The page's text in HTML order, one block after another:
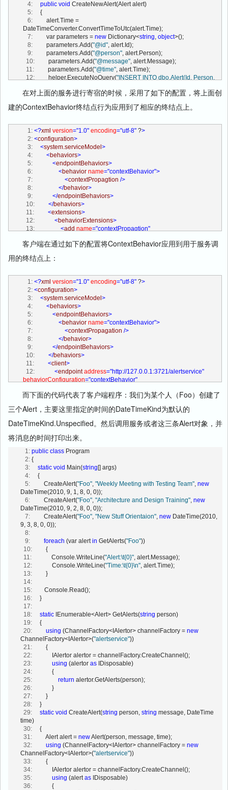
   4:
public void CreateNewAlert(Alert alert)
   5:
     {
   6:
         alert.Time =
DateTimeConverter.ConvertTimeToUtc(alert.Time);
   7:
         var parameters =
new Dictionary<string, object>();
   8:
         parameters.Add(
"@id", alert.Id);
   9:
         parameters.Add(
"@person", alert.Person);
  10:
         parameters.Add(
"@message", alert.Message);
  11:
         parameters.Add(
"@time", alert.Time);
  12:
         helper.ExecuteNoQuery(
"INSERT INTO dbo.Alert(Id, Person,
parameters);
  14:
public IEnumerable<Alert> GetAlerts(string person)
  16:
         var parameters =
new Dictionary<string, object>();
  17:
         parameters.Add(
"@person", person);
  18:
using (var reader = helper.ExecuteReader(
Message, Time FROM dbo.Alert WHERE Person = @person"
parameters))
  19:
  20:
while (reader.Read())
  21:
  22:
yield return
new
Alert(reader[0].ToString(),reader[1].ToString(),DateTimeConverter.Conv
ertTimeFromUtc( (DateTime)reader[2]));
  23:
             }
  24:
  25:
     }
  26:
}
在对上面的服务进行寄宿的时候，采用了如下的配置，将上面创
建的ContextBehavior终结点行为应用到了相应的终结点上。
   1:
<?xml version="1.0" encoding="utf-8" ?>
   2:
<configuration>
   3:
<system.serviceModel >
   4:
<behaviors>
   5:
<endpointBehaviors>
   6:
<behavior name="contextBehavior">
   7:
<contextPropagtion />
   8:
</behavior>
   9:
</endpointBehaviors>
  10:
</behaviors>
  11:
<extensions>
  12:
<behaviorExtensions>
  13:
<add name="contextPropagtion"
Artech.TimeConversion.Lib, Version=1.0.0.0, Culture=neutral,
PublicKeyToken=null"
  14:
</
  16:
<services>
  17:
<service
name="Artech.TimeConversion.Service.AlertorService"
  18:
<endpoint address
behaviorConfiguration ="contextBehavior"
  19:
binding="ws2007HttpBinding" bindingConfiguration
contract
="Artech.TimeConversion.Service.Interface.IAlertor"
  20:
service>
  21:
services>
  22:
system.serviceModel>
  23:
configuration>
客户端在通过如下的配置将ContextBehavior应用到用于服务调
用的终结点上：
   1:
<?xml version="1.0" encoding="utf-8" ?>
   2:
<configuration>
   3:
<system.serviceModel >
   4:
<behaviors>
   5:
<endpointBehaviors>
   6:
<behavior name="contextBehavior">
   7:
<contextPropagation />
   8:
</behavior>
   9:
</endpointBehaviors>
  10:
</behaviors>
  11:
<client>
  12:
<endpoint address="http://127.0.0.1:3721/alertservice"
behaviorConfiguration="contextBehavior"
contract ="Artech.TimeConversion.Service.Interface.IAlertor"
name="alertservice"
  15:
</client>
  16:
<extensions>
behaviorExtensions>
  18:
<add name
Artech.TimeConversion.Lib, Version=1.0.0.0, Culture=neutral,
PublicKeyToken=null"
  19:
</behaviorExtensions>
  20:
  21:
</system.serviceModel>
  22:
</configuration>
而下面的代码代表了客户端程序：我们为某个人（Foo）创建了
三个Alert，主要这里指定的时间的DateTimeKind为默认的
DateTimeKind.Unspecified。然后调用服务或者这三条Alert对象，并
将消息的时间打印出来。
   1:
public class Program
   2:
{
   3:
static void Main(string [] args)
   4:
     {
   5:
         CreateAlert(
"Foo", "Weekly Meeting with Testing Team", new
DateTime(2010, 9, 1, 8, 0, 0));
   6:
         CreateAlert(
"Foo", "Architecture and Design Training", new
DateTime(2010, 9, 2, 8, 0, 0));
   7:
         CreateAlert(
"Foo", "New Stuff Orientaion", new DateTime(2010,
9, 3, 8, 0, 0));
   8:
   9:
foreach (var alert in GetAlerts("Foo"))
  10:
         {
  11:
             Console.WriteLine(
"Alert:\t{0}", alert.Message);
  12:
             Console.WriteLine(
"Time:\t{0}\n", alert.Time);
  13:
         }
  14:
  15:
        Console.Read();
  16:
     }
  17:
  18:
static IEnumerable<Alert> GetAlerts(string person)
  19:
     {
  20:
using (ChannelFactory<IAlertor> channelFactory = new
ChannelFactory<IAlertor>("alertservice"))
  21:
         {
  22:
             IAlertor alertor = channelFactory.CreateChannel();
  23:
using (alertor as IDisposable)
  24:
             {
  25:
return alertor.GetAlerts(person);
  26:
             }
  27:
         }
  28:
     }
  29:
static void CreateAlert(string person, string message, DateTime
time)
  30:
     {
  31:
         Alert alert =
new Alert(person, message, time);
  32:
using (ChannelFactory<IAlertor> channelFactory = new
ChannelFactory<IAlertor>("alertservice"))
  33:
         {
  34:
             IAlertor alertor = channelFactory.CreateChannel();
  35:
using (alert as IDisposable)
  36:
             {